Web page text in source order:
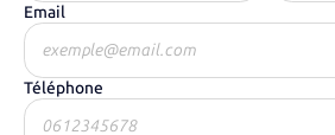
Email
Téléphone